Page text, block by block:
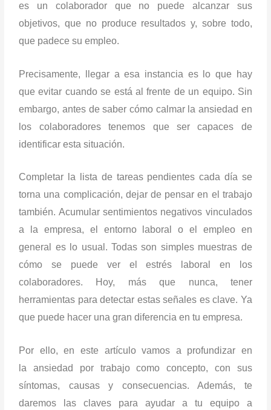
es un colaborador que no puede alcanzar sus
objetivos, que no produce resultados y, sobre todo,
que padece su empleo.
Precisamente, llegar a esa instancia es lo que hay
que evitar cuando se está al frente de un equipo. Sin
embargo, antes de saber cómo calmar la ansiedad en
los colaboradores tenemos que ser capaces de
identificar esta situación.
Completar la lista de tareas pendientes cada día se
torna una complicación, dejar de pensar en el trabajo
también. Acumular sentimientos negativos vinculados
a la empresa, el entorno laboral o el empleo en
general es lo usual. Todas son simples muestras de
cómo se puede ver el estrés laboral en los
colaboradores. Hoy, más que nunca, tener
herramientas para detectar estas señales es clave. Ya
que puede hacer una gran diferencia en tu empresa.
Por ello, en este artículo vamos a profundizar en
la ansiedad por trabajo como concepto, con sus
síntomas, causas y consecuencias. Además, te
daremos las claves para ayudar a tu equipo a